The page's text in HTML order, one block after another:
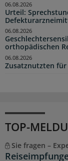
Urteil:
06.08.2026
orthopädischen
06.08.2026
Zusatznutzten
06.08.2026
TOP-
Sie fragen –